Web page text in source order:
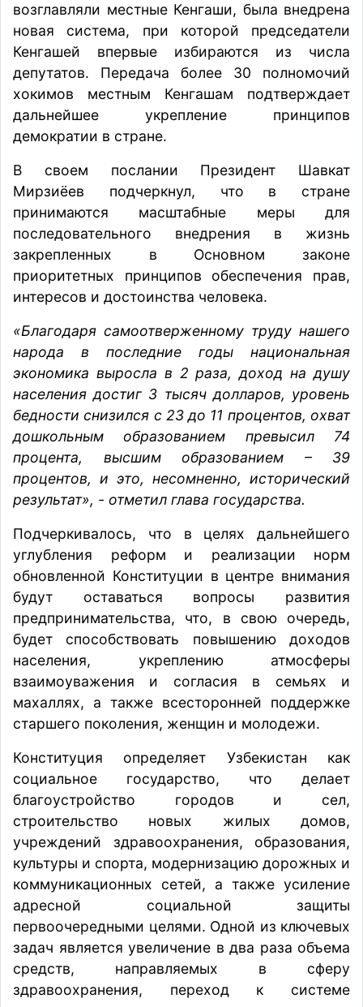
возглавляли местные Кенгаши, была внедрена
новая система, при которой председатели
Кенгашей впервые избираются из числа
депутатов. Передача более 30 полномочий
хокимов местным Кенгашам подтверждает
дальнейшее укрепление принципов
демократии в стране.
В своем послании Президент Шавкат
Мирзиёев подчеркнул, что в стране
принимаются масштабные меры для
последовательного внедрения в жизнь
закрепленных в Основном законе
приоритетных принципов обеспечения прав,
интересов и достоинства человека.
«Благодаря самоотверженному труду нашего
народа в последние годы национальная
экономика выросла в 2 раза, доход на душу
населения достиг 3 тысяч долларов, уровень
бедности снизился с 23 до 11 процентов, охват
дошкольным образованием превысил 74
процента, высшим образованием – 39
процентов, и это, несомненно, исторический
результат», - отметил глава государства.
Подчеркивалось, что в целях дальнейшего
углубления реформ и реализации норм
обновленной Конституции в центре внимания
будут оставаться вопросы развития
предпринимательства, что, в свою очередь,
будет способствовать повышению доходов
населения, укреплению атмосферы
взаимоуважения и согласия в семьях и
махаллях, а также всесторонней поддержке
старшего поколения, женщин и молодежи.
Конституция определяет Узбекистан как
социальное государство, что делает
благоустройство городов и сел,
строительство новых жилых домов,
учреждений здравоохранения, образования,
культуры и спорта, модернизацию дорожных и
коммуникационных сетей, а также усиление
адресной социальной защиты
первоочередными целями. Одной из ключевых
задач является увеличение в два раза объема
средств, направляемых в сферу
здравоохранения, переход к системе